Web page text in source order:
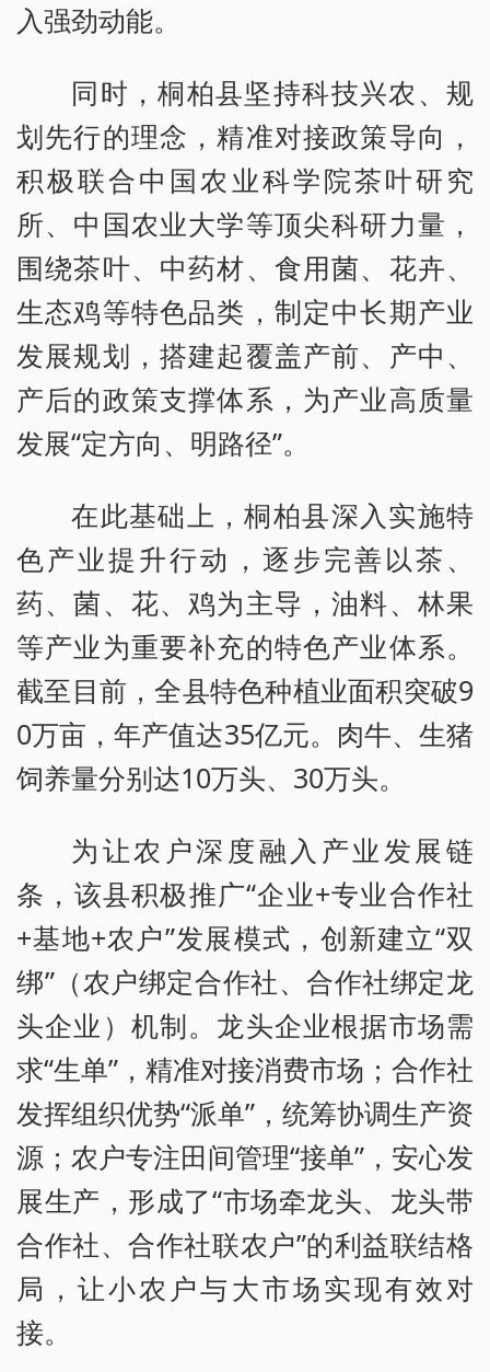
入强劲动能。
同时，桐柏县坚持科技兴农、规
划先行的理念，精准对接政策导向，
积极联合中国农业科学院茶叶研究
所、中国农业大学等顶尖科研力量，
围绕茶叶、中药材、食用菌、花卉、
生态鸡等特色品类，制定中长期产业
发展规划，搭建起覆盖产前、产中、
产后的政策支撑体系，为产业高质量
发展“定方向、明路径”。
在此基础上，桐柏县深入实施特
色产业提升行动，逐步完善以茶、
药、菌、花、鸡为主导，油料、林果
等产业为重要补充的特色产业体系。
截至目前，全县特色种植业面积突破9
0万亩，年产值达35亿元。肉牛、生猪
饲养量分别达10万头、30万头。
为让农户深度融入产业发展链
条，该县积极推广“企业+专业合作社
+基地+农户”发展模式，创新建立“双
绑”（农户绑定合作社、合作社绑定龙
头企业）机制。龙头企业根据市场需
求“生单”，精准对接消费市场；合作社
发挥组织优势“派单”，统筹协调生产资
源；农户专注田间管理“接单”，安心发
展生产，形成了“市场牵龙头、龙头带
合作社、合作社联农户”的利益联结格
局，让小农户与大市场实现有效对
接。